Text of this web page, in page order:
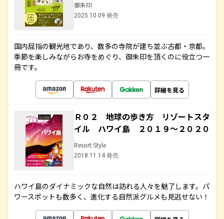
御朱印
2025.10.09 発売
国内屈指の観光地であり、数多の寺院が建ち並ぶ古都・京都。
季節を楽しみながらお寺をめぐり、御朱印を頂くのに役立つ一
冊です。
詳細を見る
Ｒ０２ 地球の歩き方 リゾートスタ
イル ハワイ島 ２０１９～２０２０
Resort Style
2018.11.14 発売
ハワイ島のダイナミックな自然は訪れる人々を魅了します。パ
ワースポットも数多く、進化する自然派グルメも見逃せない！